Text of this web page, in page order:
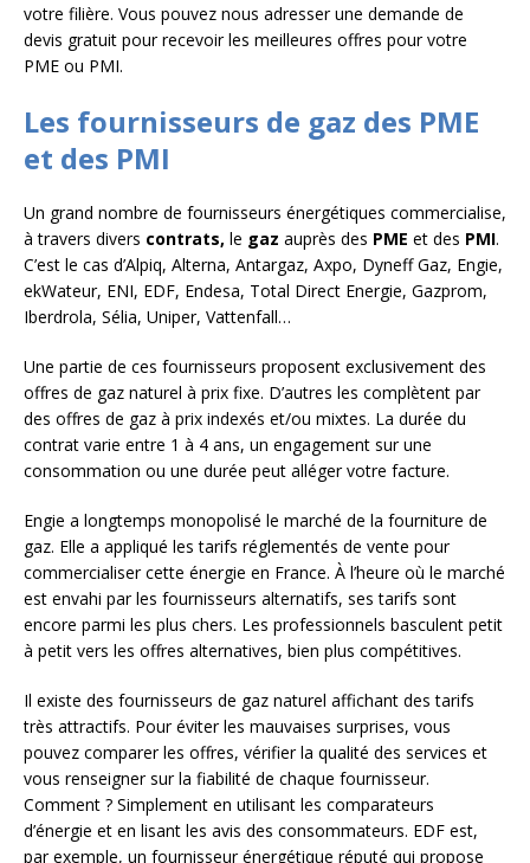
votre filière. Vous pouvez nous adresser une demande de
devis gratuit pour recevoir les meilleures offres pour votre
PME ou PMI.
Les fournisseurs de gaz des PME
et des PMI
Un grand nombre de fournisseurs énergétiques commercialise,
à travers divers contrats, le gaz auprès des PME et des PMI.
C’est le cas d’Alpiq, Alterna, Antargaz, Axpo, Dyneff Gaz, Engie,
ekWateur, ENI, EDF, Endesa, Total Direct Energie, Gazprom,
Iberdrola, Sélia, Uniper, Vattenfall…
Une partie de ces fournisseurs proposent exclusivement des
offres de gaz naturel à prix fixe. D’autres les complètent par
des offres de gaz à prix indexés et/ou mixtes. La durée du
contrat varie entre 1 à 4 ans, un engagement sur une
consommation ou une durée peut alléger votre facture.
Engie a longtemps monopolisé le marché de la fourniture de
gaz. Elle a appliqué les tarifs réglementés de vente pour
commercialiser cette énergie en France. À l’heure où le marché
est envahi par les fournisseurs alternatifs, ses tarifs sont
encore parmi les plus chers. Les professionnels basculent petit
à petit vers les offres alternatives, bien plus compétitives.
Il existe des fournisseurs de gaz naturel affichant des tarifs
très attractifs. Pour éviter les mauvaises surprises, vous
pouvez comparer les offres, vérifier la qualité des services et
vous renseigner sur la fiabilité de chaque fournisseur.
Comment ? Simplement en utilisant les comparateurs
d’énergie et en lisant les avis des consommateurs. EDF est,
par exemple, un fournisseur énergétique réputé qui propose